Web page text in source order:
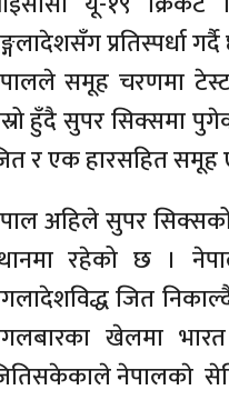
प्रतिस्पर्धा
समूह चरणमा टेस्ट
हुँदै सुपर सिक्समा
र एक हारसहित समूह
अहिले सुपर
रहेको छ ।
जित
खेलमा
नेपालकाे